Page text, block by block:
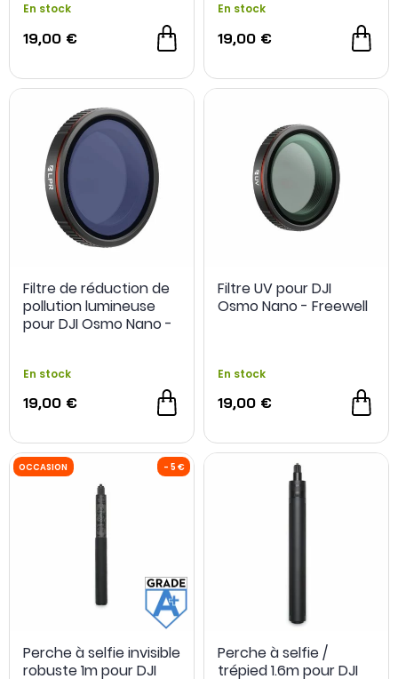
En stock
19,00 €
En stock
19,00 €
Filtre de réduction de
pollution lumineuse
pour DJI Osmo Nano -
En stock
19,00 €
Filtre UV pour DJI
Osmo Nano - Freewell
En stock
19,00 €
Perche à selfie invisible
robuste 1m pour DJI
Perche à selfie /
trépied 1.6m pour DJI